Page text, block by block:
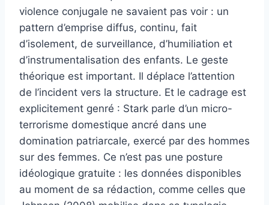
violence conjugale ne savaient pas voir : un
pattern d’emprise diffus, continu, fait
d’isolement, de surveillance, d’humiliation et
d’instrumentalisation des enfants. Le geste
théorique est important. Il déplace l’attention
de l’incident vers la structure. Et le cadrage est
explicitement genré : Stark parle d’un micro-
terrorisme domestique ancré dans une
domination patriarcale, exercé par des hommes
sur des femmes. Ce n’est pas une posture
idéologique gratuite : les données disponibles
au moment de sa rédaction, comme celles que